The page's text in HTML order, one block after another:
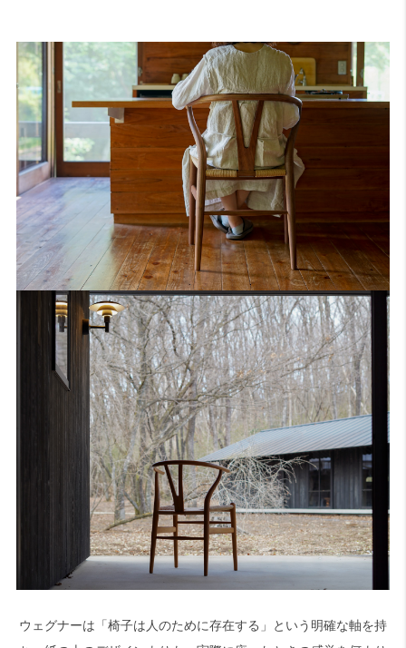
ウェグナーは「椅子は人のために存在する」という明確な軸を持